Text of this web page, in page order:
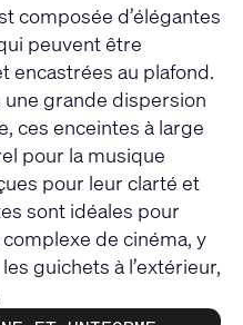
composée d’élégantes
peuvent être
encastrées au plafond.
une grande dispersion
ces enceintes à large
pour la musique
pour leur clarté et
sont idéales pour
de cinéma, y
guichets à l’extérieur,